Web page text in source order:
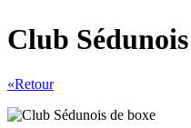
Club
«Retour